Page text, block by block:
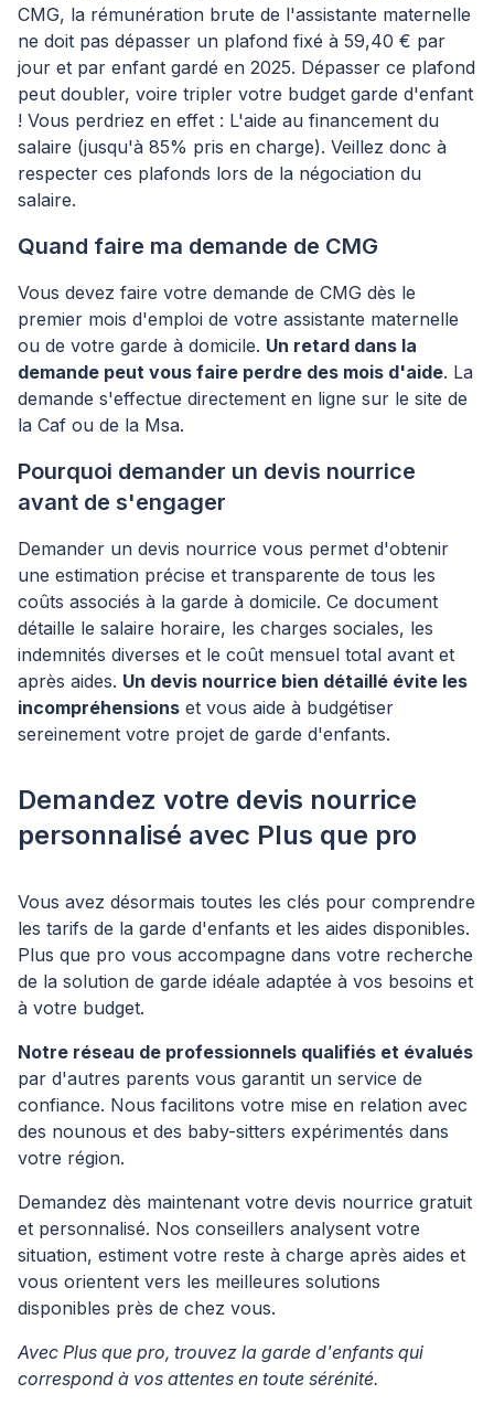
CMG, la rémunération brute de l'assistante maternelle
ne doit pas dépasser un plafond fixé à 59,40 € par
jour et par enfant gardé en 2025. Dépasser ce plafond
peut doubler, voire tripler votre budget garde d'enfant
! Vous perdriez en effet : L'aide au financement du
salaire (jusqu'à 85% pris en charge). Veillez donc à
respecter ces plafonds lors de la négociation du
salaire.
Quand faire ma demande de CMG
Vous devez faire votre demande de CMG dès le
premier mois d'emploi de votre assistante maternelle
ou de votre garde à domicile. Un retard dans la
demande peut vous faire perdre des mois d'aide. La
demande s'effectue directement en ligne sur le site de
la Caf ou de la Msa.
Pourquoi demander un devis nourrice
avant de s'engager
Demander un devis nourrice vous permet d'obtenir
une estimation précise et transparente de tous les
coûts associés à la garde à domicile. Ce document
détaille le salaire horaire, les charges sociales, les
indemnités diverses et le coût mensuel total avant et
après aides. Un devis nourrice bien détaillé évite les
incompréhensions et vous aide à budgétiser
sereinement votre projet de garde d'enfants.
Demandez votre devis nourrice
personnalisé avec Plus que pro
Vous avez désormais toutes les clés pour comprendre
les tarifs de la garde d'enfants et les aides disponibles.
Plus que pro vous accompagne dans votre recherche
de la solution de garde idéale adaptée à vos besoins et
à votre budget.
Notre réseau de professionnels qualifiés et évalués
par d'autres parents vous garantit un service de
confiance. Nous facilitons votre mise en relation avec
des nounous et des baby-sitters expérimentés dans
votre région.
Demandez dès maintenant votre devis nourrice gratuit
et personnalisé. Nos conseillers analysent votre
situation, estiment votre reste à charge après aides et
vous orientent vers les meilleures solutions
disponibles près de chez vous.
Avec Plus que pro, trouvez la garde d'enfants qui
correspond à vos attentes en toute sérénité.